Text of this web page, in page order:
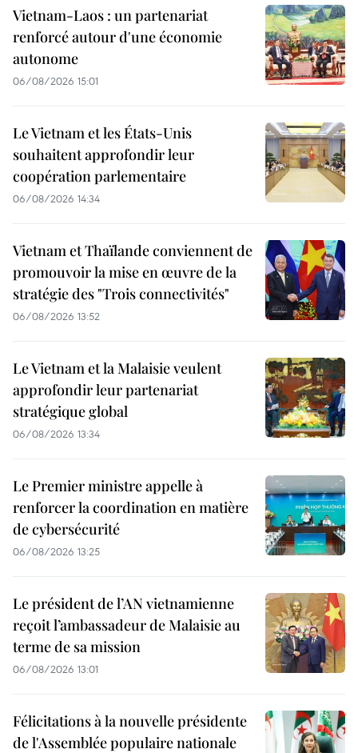
Vietnam-Laos : un partenariat
renforcé autour d'une économie
autonome
06/08/2026 15:01
Le Vietnam et les États-Unis
souhaitent approfondir leur
coopération parlementaire
06/08/2026 14:34
Vietnam et Thaïlande conviennent de
promouvoir la mise en œuvre de la
stratégie des "Trois connectivités"
06/08/2026 13:52
Le Vietnam et la Malaisie veulent
approfondir leur partenariat
stratégique global
06/08/2026 13:34
Le Premier ministre appelle à
renforcer la coordination en matière
de cybersécurité
06/08/2026 13:25
Le président de l’AN vietnamienne
reçoit l’ambassadeur de Malaisie au
terme de sa mission
06/08/2026 13:01
Félicitations à la nouvelle présidente
de l'Assemblée populaire nationale